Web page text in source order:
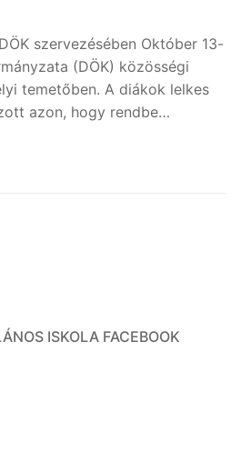
szervezésében Október 13-
(DÖK) közösségi
temetőben. A diákok lelkes
azon, hogy rendbe…
ISKOLA FACEBOOK